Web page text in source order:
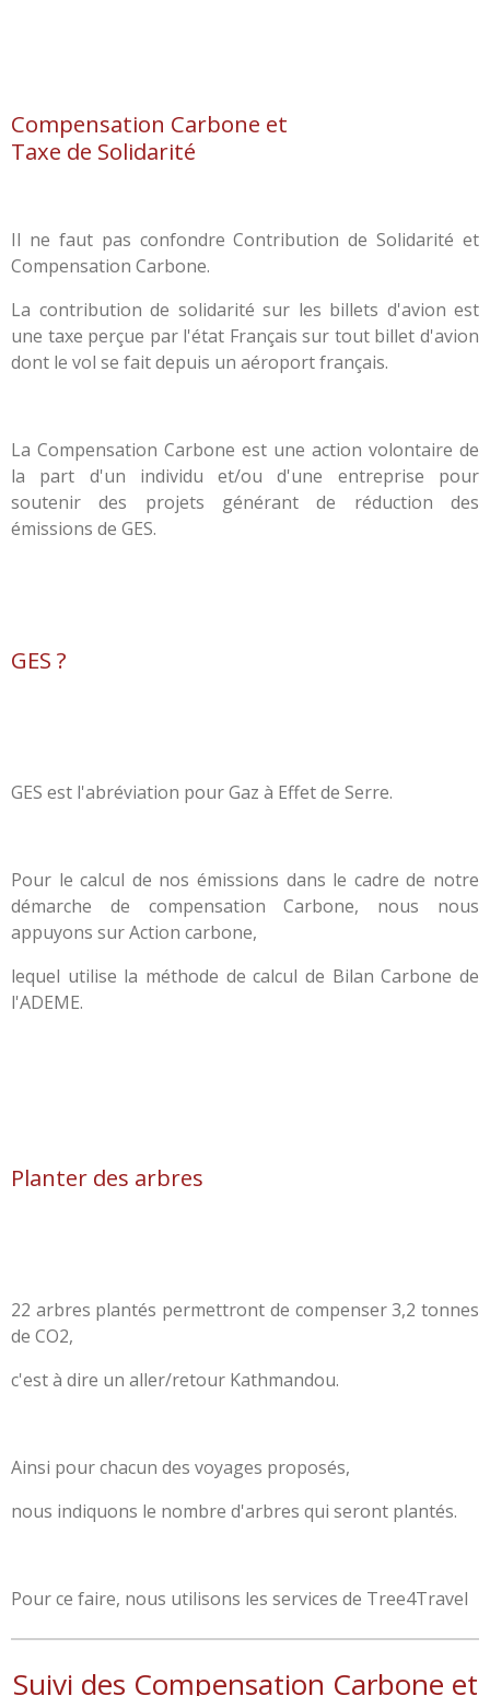
Compensation Carbone et
Taxe de Solidarité
Il ne faut pas confondre Contribution de Solidarité et
Compensation Carbone.
La contribution de solidarité sur les billets d'avion est
une taxe perçue par l'état Français sur tout billet d'avion
dont le vol se fait depuis un aéroport français.
La Compensation Carbone est une action volontaire de
la part d'un individu et/ou d'une entreprise pour
soutenir des projets générant de réduction des
émissions de GES.
GES ?
GES est l'abréviation pour Gaz à Effet de Serre.
Pour le calcul de nos émissions dans le cadre de notre
démarche de compensation Carbone, nous nous
appuyons sur Action carbone,
lequel utilise la méthode de calcul de Bilan Carbone de
l'ADEME.
Planter des arbres
22 arbres plantés permettront de compenser 3,2 tonnes
de CO2,
c'est à dire un aller/retour Kathmandou.
Ainsi pour chacun des voyages proposés,
nous indiquons le nombre d'arbres qui seront plantés.
Pour ce faire, nous utilisons les services de Tree4Travel
Suivi des Compensation Carbone et